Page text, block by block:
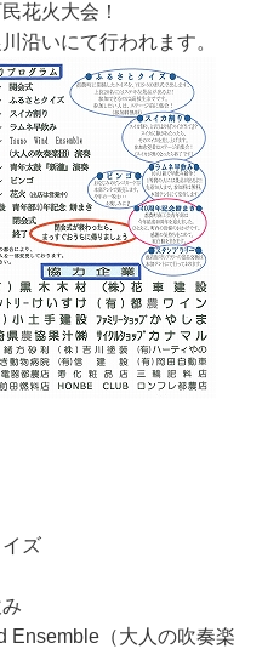
花火大会！
沿いにて行われます。
ズ
（大人の吹奏楽